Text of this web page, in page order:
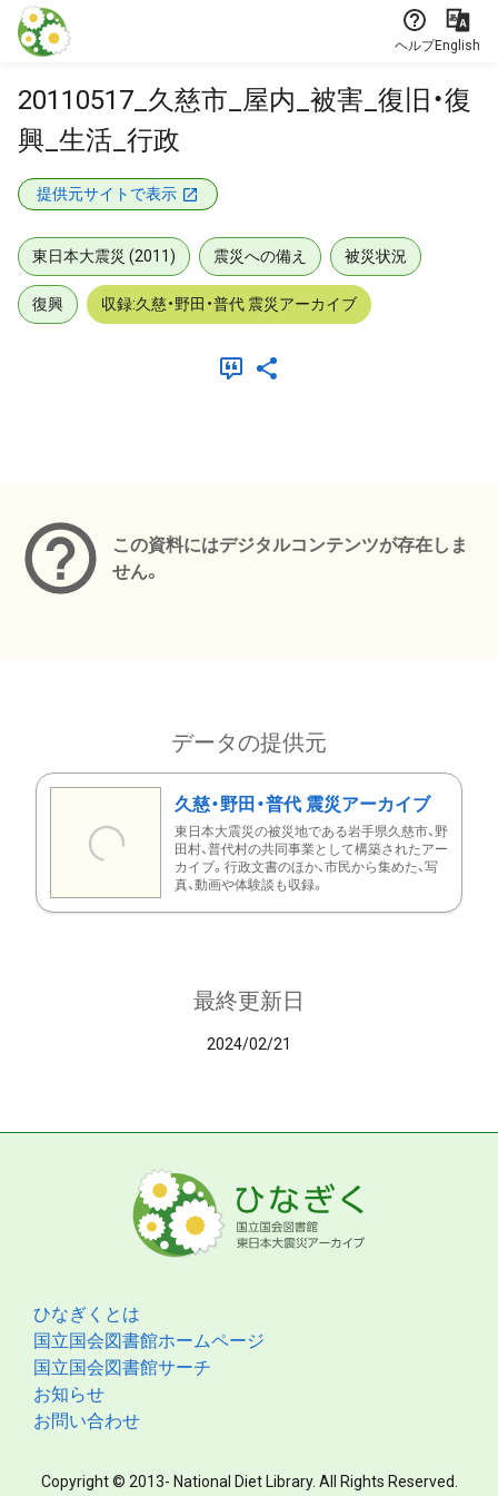
本文に飛ぶ
ヘルプEnglish
20110517_久慈市_屋内_被害_復旧・復
興_生活_行政
提供元サイトで表示
東日本大震災 (2011) 震災への備え 被災状況
復興 収録:久慈・野田・普代 震災アーカイブ
この資料にはデジタルコンテンツが存在しま
せん。
データの提供元
久慈・野田・普代 震災アーカイブ
東日本大震災の被災地である岩手県久慈市、野
田村、普代村の共同事業として構築されたアー
カイブ。行政文書のほか、市民から集めた、写
真、動画や体験談も収録。
最終更新日
2024/02/21
ひなぎくとは
国立国会図書館ホームページ
国立国会図書館サーチ
お知らせ
お問い合わせ
Copyright © 2013- National Diet Library. All Rights Reserved.